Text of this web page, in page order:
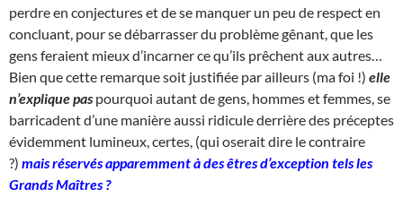
perdre en conjectures et de se manquer un peu de respect en
concluant, pour se débarrasser du problème gênant, que les
gens feraient mieux d’incarner ce qu’ils prêchent aux autres…
Bien que cette remarque soit justifiée par ailleurs (ma foi !) elle
n’explique pas pourquoi autant de gens, hommes et femmes, se
barricadent d’une manière aussi ridicule derrière des préceptes
évidemment lumineux, certes, (qui oserait dire le contraire
?) mais réservés apparemment à des êtres d’exception tels les
Grands Maîtres ?